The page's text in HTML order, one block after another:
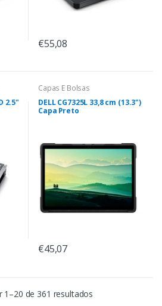
€55,08
2.5"
Capas E Bolsas
DELL CG7325L 33,8 cm (13.3")
Capa Preto
€45,07
1–20 de 361 resultados